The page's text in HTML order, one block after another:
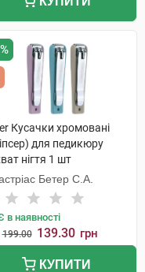
Кусачки хромовані
для педикюру
нігтя 1 шт
Бетер С.А.
в наявності
199.00 139.30 грн
КУПИТИ